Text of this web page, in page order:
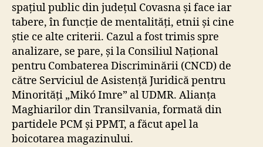
spațiul public din județul Covasna și face iar
tabere, în funcție de mentalități, etnii și cine
știe ce alte criterii. Cazul a fost trimis spre
analizare, se pare, și la Consiliul Național
pentru Combaterea Discriminării (CNCD) de
către Serviciul de Asistență Juridică pentru
Minorități „Mikó Imre” al UDMR. Alianța
Maghiarilor din Transilvania, formată din
partidele PCM și PPMT, a făcut apel la
boicotarea magazinului.